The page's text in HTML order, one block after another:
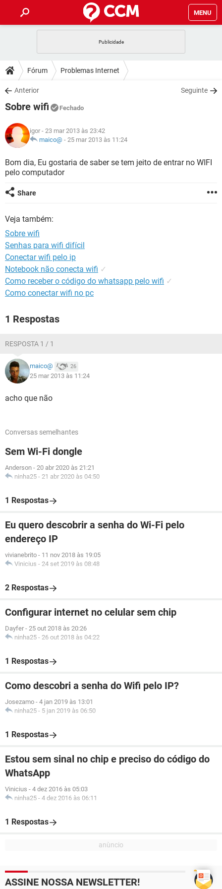
MENU
CELULAR FACEBOOK
OUTLOOK
INSTAGRAM
GUIA DE COMPRAS
DICAS
JOGOS WHATSAPP
INSTAGRAM
GUIA DE COMPRAS
DOWNLOADS
JOGOS
CELULAR
OUTLOOK EXCEL
INSTAGRAM GMAIL
GUIA DE COMPRAS
JOGOS
CELULAR
OUTLOOK EXCEL
GLOSSÁRIO
JOGOS WHATSAPP
CELULAR
OUTLOOK
GUIA DE COMPRAS
Fórum Problemas Internet
Anterior Seguinte
Sobre wifi Fechado
igor - 23 mar 2013 às 23:42
maico@ - 25 mar 2013 às 11:24
Bom dia, Eu gostaria de saber se tem jeito de entrar no WIFI
pelo computador
Share
Veja também:
Sobre wifi
Senhas para wifi difícil
Conectar wifi pelo ip
Notebook não conecta wifi ✓
Como receber o código do whatsapp pelo wifi ✓
Como conectar wifi no pc
1 Respostas
RESPOSTA 1 / 1
maico@ 26
25 mar 2013 às 11:24
acho que não
Conversas semelhantes
Sem Wi-Fi dongle
Anderson - 20 abr 2020 às 21:21
ninha25 - 21 abr 2020 às 04:50
1 Respostas
Eu quero descobrir a senha do Wi-Fi pelo
endereço IP
vivianebrito - 11 nov 2018 às 19:05
Vinicius - 24 set 2019 às 08:48
2 Respostas
Configurar internet no celular sem chip
Dayfer - 25 out 2018 às 20:26
ninha25 - 26 out 2018 às 04:22
1 Respostas
Como descobri a senha do Wifi pelo IP?
Josezamo - 4 jan 2019 às 13:01
ninha25 - 5 jan 2019 às 06:50
1 Respostas
Estou sem sinal no chip e preciso do código do
WhatsApp
Vinicius - 4 dez 2016 às 05:03
ninha25 - 4 dez 2016 às 06:11
1 Respostas
ASSINE NOSSA NEWSLETTER!